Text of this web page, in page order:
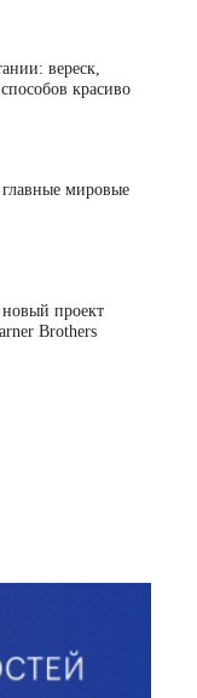
вереск,
красиво
мировые
проект
Brothers